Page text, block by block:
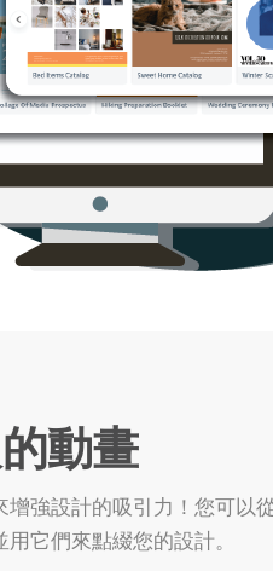
動畫
增強設計的吸引力！您可以
它們來點綴您的設計。